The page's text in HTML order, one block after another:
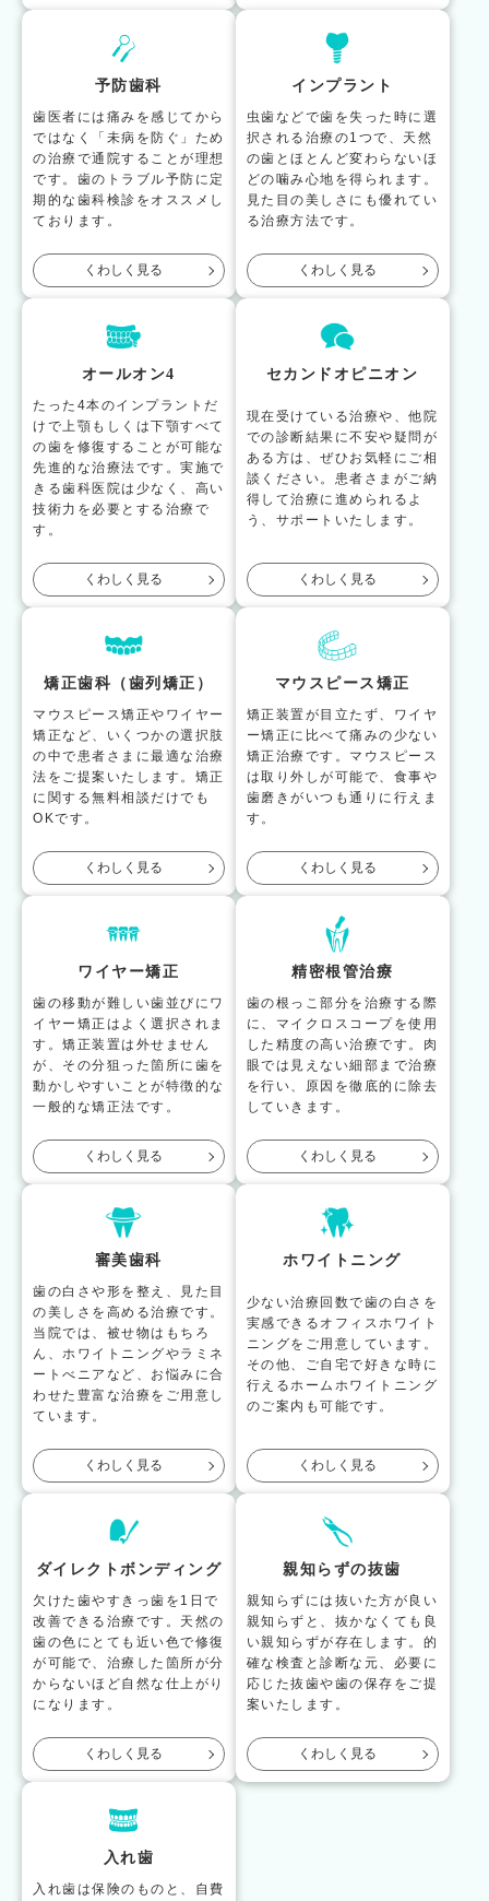
予防歯科
歯医者には痛みを感じてから
ではなく「未病を防ぐ」ため
の治療で通院することが理想
です。歯のトラブル予防に定
期的な歯科検診をオススメし
ております。
くわしく見る
インプラント
虫歯などで歯を失った時に選
択される治療の1つで、天然
の歯とほとんど変わらないほ
どの噛み心地を得られます。
見た目の美しさにも優れてい
る治療方法です。
くわしく見る
オールオン4
たった4本のインプラントだ
けで上顎もしくは下顎すべて
の歯を修復することが可能な
先進的な治療法です。実施で
きる歯科医院は少なく、高い
技術力を必要とする治療で
す。
くわしく見る
セカンドオピニオン
現在受けている治療や、他院
での診断結果に不安や疑問が
ある方は、ぜひお気軽にご相
談ください。患者さまがご納
得して治療に進められるよ
う、サポートいたします。
くわしく見る
矯正歯科（歯列矯正）
マウスピース矯正やワイヤー
矯正など、いくつかの選択肢
の中で患者さまに最適な治療
法をご提案いたします。矯正
に関する無料相談だけでも
OKです。
くわしく見る
マウスピース矯正
矯正装置が目立たず、ワイヤ
ー矯正に比べて痛みの少ない
矯正治療です。マウスピース
は取り外しが可能で、食事や
歯磨きがいつも通りに行えま
す。
くわしく見る
ワイヤー矯正
歯の移動が難しい歯並びにワ
イヤー矯正はよく選択されま
す。矯正装置は外せません
が、その分狙った箇所に歯を
動かしやすいことが特徴的な
一般的な矯正法です。
くわしく見る
精密根管治療
歯の根っこ部分を治療する際
に、マイクロスコープを使用
した精度の高い治療です。肉
眼では見えない細部まで治療
を行い、原因を徹底的に除去
していきます。
くわしく見る
審美歯科
歯の白さや形を整え、見た目
の美しさを高める治療です。
当院では、被せ物はもちろ
ん、ホワイトニングやラミネ
ートべニアなど、お悩みに合
わせた豊富な治療をご用意し
ています。
くわしく見る
ホワイトニング
少ない治療回数で歯の白さを
実感できるオフィスホワイト
ニングをご用意しています。
その他、ご自宅で好きな時に
行えるホームホワイトニング
のご案内も可能です。
くわしく見る
ダイレクトボンディング
欠けた歯やすきっ歯を1日で
改善できる治療です。天然の
歯の色にとても近い色で修復
が可能で、治療した箇所が分
からないほど自然な仕上がり
になります。
くわしく見る
親知らずの抜歯
親知らずには抜いた方が良い
親知らずと、抜かなくても良
い親知らずが存在します。的
確な検査と診断な元、必要に
応じた抜歯や歯の保存をご提
案いたします。
くわしく見る
入れ歯
入れ歯は保険のものと、自費